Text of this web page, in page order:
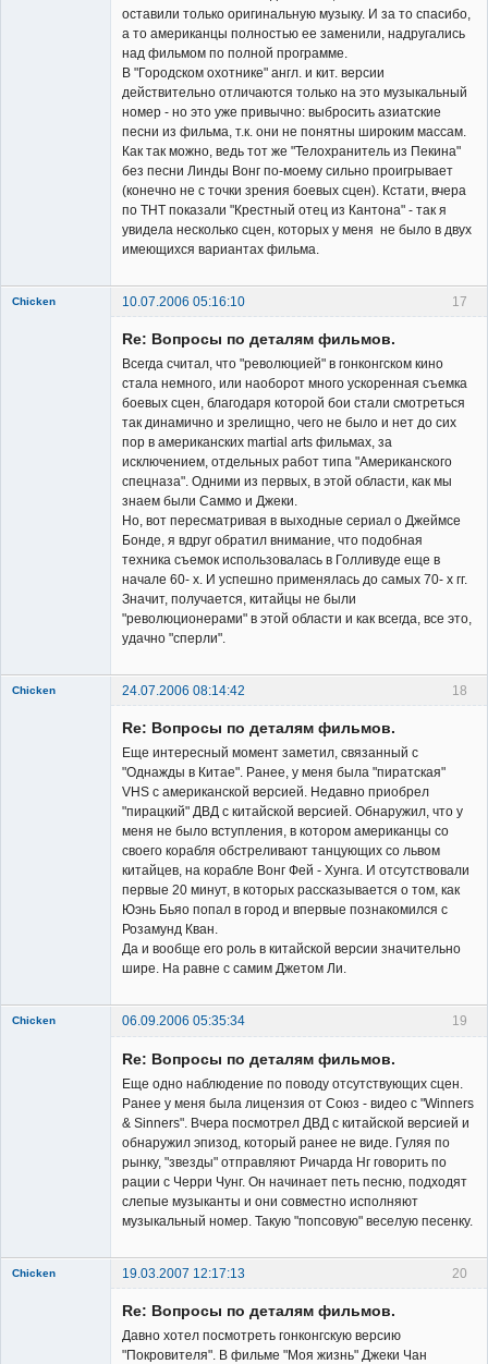
оставили только оригинальную музыку. И за то спасибо,
а то американцы полностью ее заменили, надругались
над фильмом по полной программе.
В "Городском охотнике" англ. и кит. версии
действительно отличаются только на это музыкальный
номер - но это уже привычно: выбросить азиатские
песни из фильма, т.к. они не понятны широким массам.
Как так можно, ведь тот же "Телохранитель из Пекина"
без песни Линды Вонг по-моему сильно проигрывает
(конечно не с точки зрения боевых сцен). Кстати, вчера
по ТНТ показали "Крестный отец из Кантона" - так я
увидела несколько сцен, которых у меня не было в двух
имеющихся вариантах фильма.
17
Chicken
10.07.2006 05:16:10
Re: Вопросы по деталям фильмов.
Всегда считал, что "революцией" в гонконгском кино
стала немного, или наоборот много ускоренная съемка
боевых сцен, благодаря которой бои стали смотреться
так динамично и зрелищно, чего не было и нет до сих
пор в американских martial arts фильмах, за
исключением, отдельных работ типа "Американского
спецназа". Одними из первых, в этой области, как мы
знаем были Саммо и Джеки.
Но, вот пересматривая в выходные сериал о Джеймсе
Бонде, я вдруг обратил внимание, что подобная
техника съемок использовалась в Голливуде еще в
начале 60- х. И успешно применялась до самых 70- х гг.
Значит, получается, китайцы не были
"революционерами" в этой области и как всегда, все это,
удачно "сперли".
18
Chicken
24.07.2006 08:14:42
Re: Вопросы по деталям фильмов.
Еще интересный момент заметил, связанный с
"Однажды в Китае". Ранее, у меня была "пиратская"
VHS с американской версией. Недавно приобрел
"пирацкий" ДВД с китайской версией. Обнаружил, что у
меня не было вступления, в котором американцы со
своего корабля обстреливают танцующих со львом
китайцев, на корабле Вонг Фей - Хунга. И отсутствовали
первые 20 минут, в которых рассказывается о том, как
Юэнь Бьяо попал в город и впервые познакомился с
Розамунд Кван.
Да и вообще его роль в китайской версии значительно
шире. На равне с самим Джетом Ли.
19
Chicken
06.09.2006 05:35:34
Re: Вопросы по деталям фильмов.
Еще одно наблюдение по поводу отсутствующих сцен.
Ранее у меня была лицензия от Союз - видео с "Winners
& Sinners". Вчера посмотрел ДВД с китайской версией и
обнаружил эпизод, который ранее не виде. Гуляя по
рынку, "звезды" отправляют Ричарда Нг говорить по
рации с Черри Чунг. Он начинает петь песню, подходят
слепые музыканты и они совместно исполняют
музыкальный номер. Такую "попсовую" веселую песенку.
20
Chicken
19.03.2007 12:17:13
Re: Вопросы по деталям фильмов.
Давно хотел посмотреть гонконгскую версию
"Покровителя". В фильме "Моя жизнь" Джеки Чан